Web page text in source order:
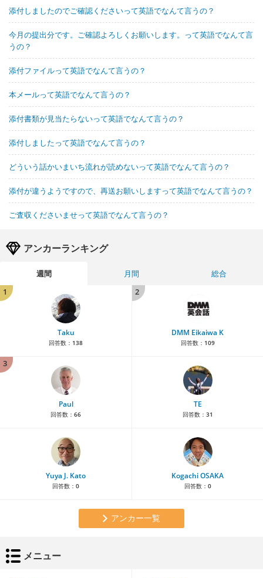
添付しましたのでご確認くださいって英語でなんて言うの？
今月の提出分です。ご確認よろしくお願いします。って英語でなんて言
うの？
添付ファイルって英語でなんて言うの？
本メールって英語でなんて言うの？
添付書類が見当たらないって英語でなんて言うの？
添付しましたって英語でなんて言うの？
どういう話かいまいち流れが読めないって英語でなんて言うの？
添付が違うようですので、再送お願いしますって英語でなんて言うの？
ご査収くださいませって英語でなんて言うの？
アンカーランキング
週間 月間
総合
1
Taku
回答数： 138
2
DMM Eikaiwa K
回答数： 109
3
Paul
回答数： 66
TE
回答数： 31
Yuya J. Kato
回答数： 0
Kogachi OSAKA
回答数： 0
アンカー一覧
メニュー